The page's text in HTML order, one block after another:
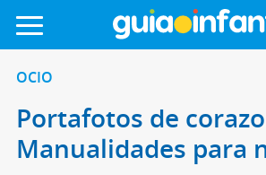
OCIO
Portafotos de
Manualidades para